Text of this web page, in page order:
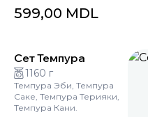
599,00 MDL
Сет Темпура
1160 г
Темпура Эби, Темпура
Саке, Темпура Терияки,
Темпура Кани.